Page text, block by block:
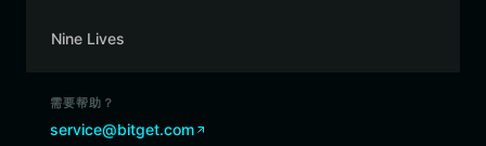
Nine Lives
需要帮助？
service@bitget.com